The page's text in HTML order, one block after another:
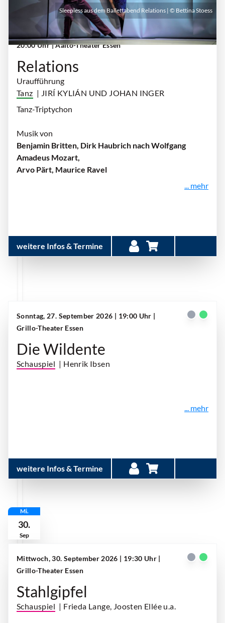
Sonntag, 27. September 2026 | 18:00 Uhr -
20:00 Uhr| Aalto-Theater Essen
Relations
Uraufführung
Tanz | JIRÍ KYLIÁN UND JOHAN INGER
Tanz-Triptychon
Musik von
Benjamin Britten, Dirk Haubrich nach Wolfgang
Amadeus Mozart,
Arvo Pärt, Maurice Ravel
... mehr
weitere Infos & Termine
Sleepless aus dem Ballettabend Relations | © Bettina Stoess
Sonntag, 27. September 2026 | 19:00 Uhr |
Grillo-Theater Essen
Die Wildente
Schauspiel | Henrik Ibsen
... mehr
weitere Infos & Termine
Mi.
30.
Sep
Mittwoch, 30. September 2026 | 19:30 Uhr |
Grillo-Theater Essen
Stahlgipfel
Schauspiel | Frieda Lange, Joosten Ellée u.a.